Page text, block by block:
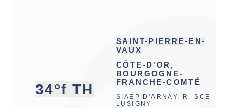
34°f TH
SAINT-PIERRE-EN-
VAUX
CÔTE-D'OR,
BOURGOGNE-
FRANCHE-COMTÉ
SIAEP D'ARNAY, R. SCE
LUSIGNY